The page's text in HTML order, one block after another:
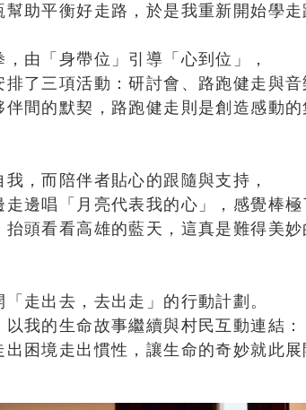
助平衡好走路，於是我重新開始學
由「身帶位」引導「心到位」，
了三項活動：研討會、路跑健走與
間的默契，路跑健走則是創造感動
，而陪伴者貼心的跟隨與支持，
邊唱「月亮代表我的心」，感覺棒
頭看看高雄的藍天，這真是難得美
走出去，去出走」的行動計劃。
我的生命故事繼續與村民互動連結：
困境走出慣性，讓生命的奇妙就此